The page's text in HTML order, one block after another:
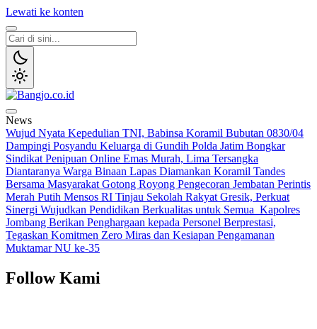
Lewati ke konten
Bangjo.co.id
Berani, Tegas, Terpercaya
News
Wujud Nyata Kepedulian TNI, Babinsa Koramil Bubutan 0830/04
Dampingi Posyandu Keluarga di Gundih Polda Jatim Bongkar
Sindikat Penipuan Online Emas Murah, Lima Tersangka
Diantaranya Warga Binaan Lapas Diamankan Koramil Tandes
Bersama Masyarakat Gotong Royong Pengecoran Jembatan Perintis
Merah Putih Mensos RI Tinjau Sekolah Rakyat Gresik, Perkuat
Sinergi Wujudkan Pendidikan Berkualitas untuk Semua Kapolres
Jombang Berikan Penghargaan kepada Personel Berprestasi,
Tegaskan Komitmen Zero Miras dan Kesiapan Pengamanan
Muktamar NU ke-35
Follow Kami